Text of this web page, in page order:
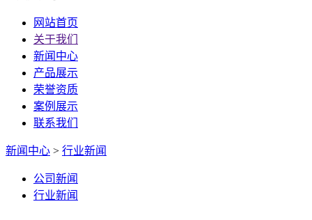
网站首页
关于我们
新闻中心
产品展示
荣誉资质
案例展示
联系我们
新闻中心 > 行业新闻
公司新闻
行业新闻